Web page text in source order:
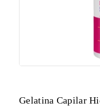
Gelatina Capilar